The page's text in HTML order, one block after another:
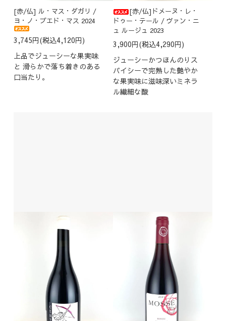
[赤/仏] ル・マス・ダガリ /
ヨ・ノ・プエド・マス 2024
3,745円(税込4,120円)
上品でジューシーな果実味
と 滑らかで落ち着きのある
口当たり。
[赤/仏]ドメーヌ・レ・
ドゥー・テール / ヴァン・ニ
ュ ルージュ 2023
3,900円(税込4,290円)
ジューシーかつほんのりス
パイシーで完熟した艶やか
な果実味に滋味深いミネラ
ル繊細な酸